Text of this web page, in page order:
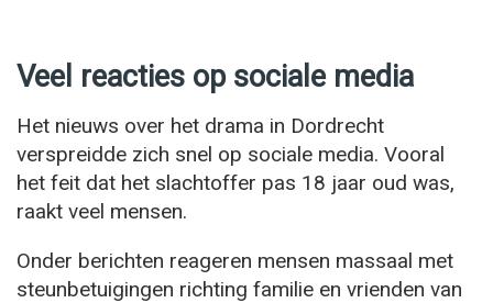
Veel reacties op sociale media
Het nieuws over het drama in Dordrecht
verspreidde zich snel op sociale media. Vooral
het feit dat het slachtoffer pas 18 jaar oud was,
raakt veel mensen.
Onder berichten reageren mensen massaal met
steunbetuigingen richting familie en vrienden van